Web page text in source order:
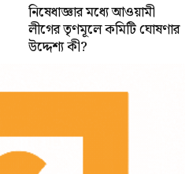
নিষেধাজ্ঞার মধ্যে আওয়ামী
লীগের তৃণমূলে কমিটি ঘোষণার
উদ্দেশ্য কী?